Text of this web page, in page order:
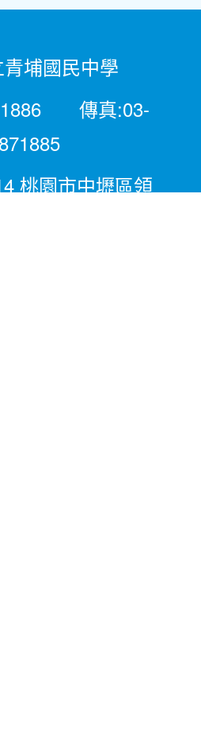
埔國民中學
傳真:03-
桃園市中壢區領